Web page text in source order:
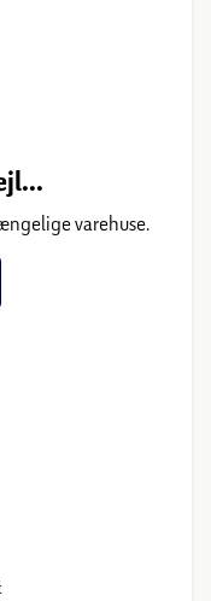
varehuse.